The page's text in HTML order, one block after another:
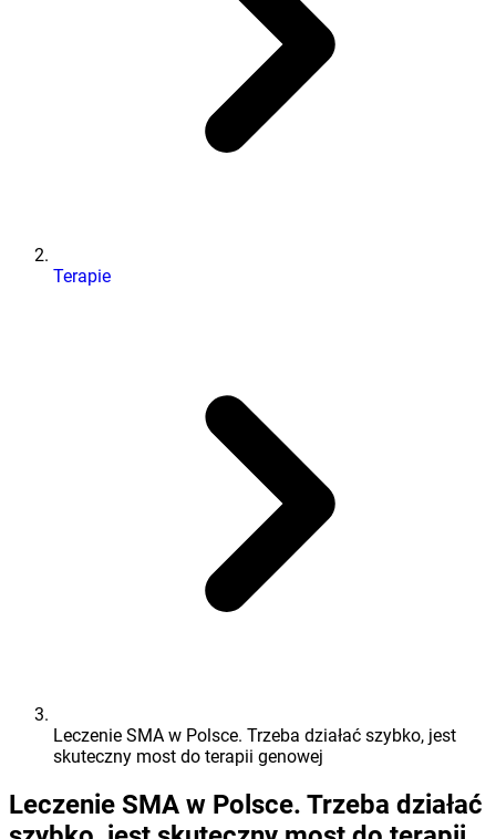
Terapie
Leczenie SMA w Polsce. Trzeba działać szybko, jest
skuteczny most do terapii genowej
Leczenie SMA w Polsce. Trzeba działać